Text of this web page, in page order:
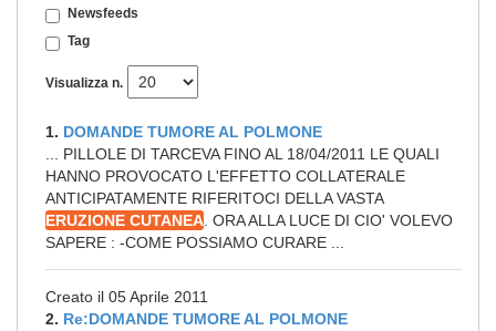
Newsfeeds
Tag
Visualizza n.
1. DOMANDE TUMORE AL POLMONE
... PILLOLE DI TARCEVA FINO AL 18/04/2011 LE QUALI
HANNO PROVOCATO L'EFFETTO COLLATERALE
ANTICIPATAMENTE RIFERITOCI DELLA VASTA
ERUZIONE CUTANEA . ORA ALLA LUCE DI CIO' VOLEVO
SAPERE : -COME POSSIAMO CURARE ...
Creato il 05 Aprile 2011
2. Re:DOMANDE TUMORE AL POLMONE